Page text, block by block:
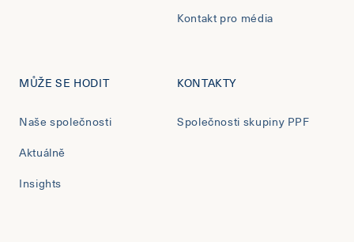
Kontakt pro média
MŮŽE SE HODIT
Naše společnosti
Aktuálně
Insights
KONTAKTY
Společnosti skupiny PPF